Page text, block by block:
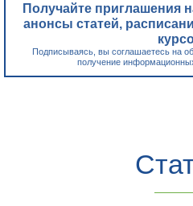
Получайте приглашения
анонсы статей,
Подписываясь, вы соглашаетесь на
получение